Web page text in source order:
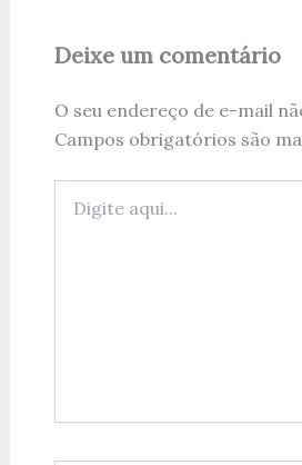
Deixe um comentário
O seu endereço de e-mail
Campos obrigatórios são
aqui...